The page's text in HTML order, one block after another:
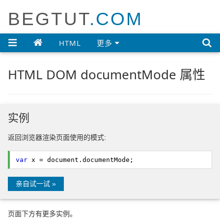
BEGTUT.COM
HTML 更多 
HTML DOM documentMode 属性
实例
返回浏览器渲染页面使用的模式:
var x = document. documentMode ;
亲自试一试 »
页面下方有更多实例。